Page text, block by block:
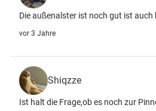
Die außenalster ist noch gut ist
vor 3 Jahre
Shiqzze
Ist halt die Frage,ob es noch zur